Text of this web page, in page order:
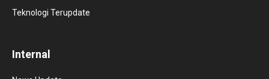
Teknologi Terupdate
Internal